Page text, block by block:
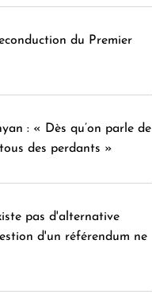
du Premier
: « Dès qu’on parle de
des perdants »
pas d'alternative
d'un référendum ne